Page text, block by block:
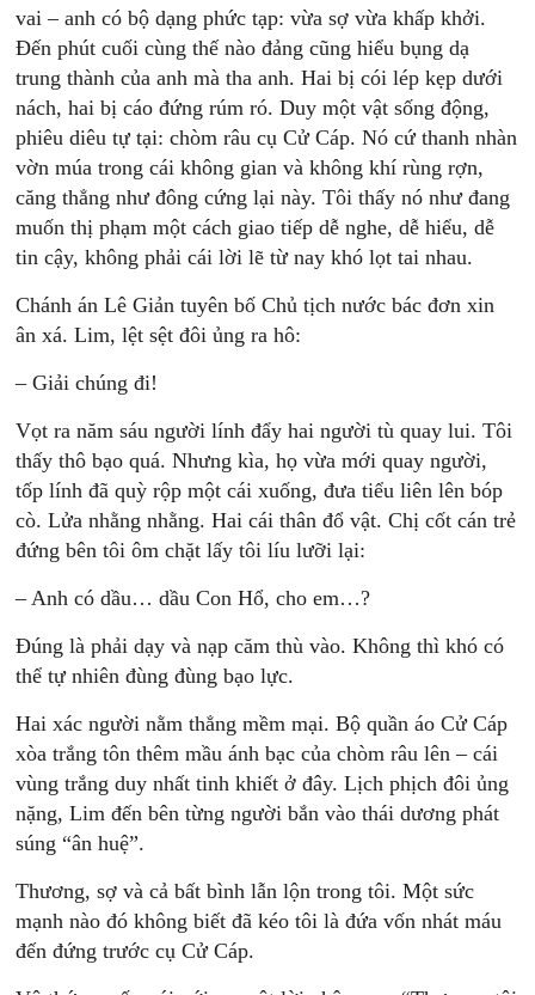
vai – anh có bộ dạng phức tạp: vừa sợ vừa khấp khởi.
Đến phút cuối cùng thế nào đảng cũng hiểu bụng dạ
trung thành của anh mà tha anh. Hai bị cói lép kẹp dưới
nách, hai bị cáo đứng rúm ró. Duy một vật sống động,
phiêu diêu tự tại: chòm râu cụ Cử Cáp. Nó cứ thanh nhàn
vờn múa trong cái không gian và không khí rùng rợn,
căng thẳng như đông cứng lại này. Tôi thấy nó như đang
muốn thị phạm một cách giao tiếp dễ nghe, dễ hiểu, dễ
tin cậy, không phải cái lời lẽ từ nay khó lọt tai nhau.
Chánh án Lê Giản tuyên bố Chủ tịch nước bác đơn xin
ân xá. Lim, lệt sệt đôi ủng ra hô:
– Giải chúng đi!
Vọt ra năm sáu người lính đẩy hai người tù quay lui. Tôi
thấy thô bạo quá. Nhưng kìa, họ vừa mới quay người,
tốp lính đã quỳ rộp một cái xuống, đưa tiểu liên lên bóp
cò. Lửa nhằng nhằng. Hai cái thân đổ vật. Chị cốt cán trẻ
đứng bên tôi ôm chặt lấy tôi líu lưỡi lại:
– Anh có dầu… dầu Con Hổ, cho em…?
Đúng là phải dạy và nạp căm thù vào. Không thì khó có
thể tự nhiên đùng đùng bạo lực.
Hai xác người nằm thẳng mềm mại. Bộ quần áo Cử Cáp
xòa trắng tôn thêm mầu ánh bạc của chòm râu lên – cái
vùng trắng duy nhất tinh khiết ở đây. Lịch phịch đôi ủng
nặng, Lim đến bên từng người bắn vào thái dương phát
súng “ân huệ”.
Thương, sợ và cả bất bình lẫn lộn trong tôi. Một sức
mạnh nào đó không biết đã kéo tôi là đứa vốn nhát máu
đến đứng trước cụ Cử Cáp.